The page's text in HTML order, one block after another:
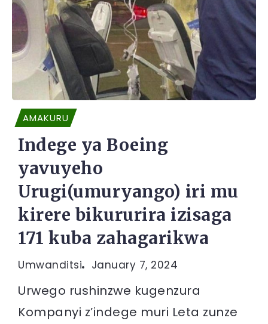
AMAKURU
Indege ya Boeing
yavuyeho
Urugi(umuryango) iri mu
kirere bikururira izisaga
171 kuba zahagarikwa
Umwanditsi January 7, 2024
Urwego rushinzwe kugenzura
Kompanyi z’indege muri Leta zunze